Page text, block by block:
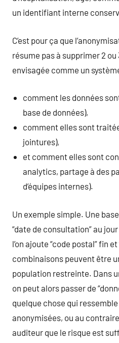
un identifiant interne
C’est pour ça que
résume pas à supprimer 2
envisagée comme un
comment les données
base de données),
comment elles sont
jointures),
et comment elles sont
analytics, partage à des
d’équipes internes).
Un exemple simple. Une
“date de consultation” au
l’on ajoute “code postal” fin
combinaisons peuvent être
population restreinte. Dans
on peut alors passer de
quelque chose qui
anonymisées, ou au
auditeur que le risque est